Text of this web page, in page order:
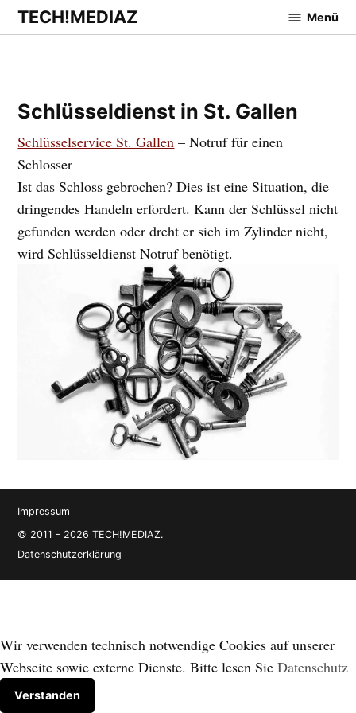
Zum
Inhalt
TECH!MEDIAZ Menü
Schlüsseldienst in St. Gallen
Schlüsselservice St. Gallen – Notruf für einen
Schlosser
Ist das Schloss gebrochen? Dies ist eine Situation, die
dringendes Handeln erfordert. Kann der Schlüssel nicht
gefunden werden oder dreht er sich im Zylinder nicht,
wird Schlüsseldienst Notruf benötigt.
Impressum
© 2011 - 2026 TECH!MEDIAZ.
Datenschutzerklärung
Wir verwenden technisch notwendige Cookies auf unserer
Webseite sowie externe Dienste. Bitte lesen Sie Datenschutz
Verstanden